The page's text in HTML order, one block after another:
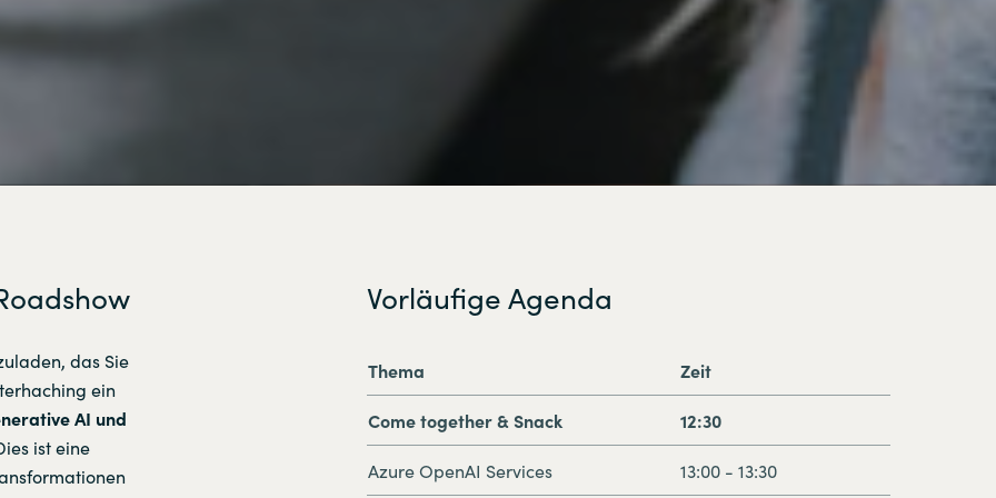
Vorläufige Agenda
das Sie
ein
AI und
ist eine
Thema Zeit
Come together & Snack 12:30
Azure OpenAI Services 13:00 - 13:30